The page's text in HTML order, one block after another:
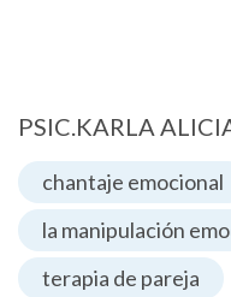
PSIC.KARLA
chantaje emocional
la manipulación
terapia de pareja